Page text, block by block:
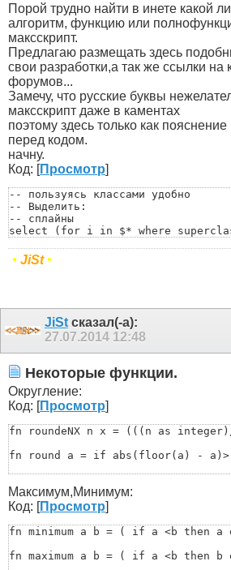
Порой трудно найти в инете какой
алгоритм, функцию или
максскрипт.
Предлагаю размещать здесь
свои разработки,а так же ссылки на
форумов...
Замечу, что русские буквы
максскрипт даже в каментах
поэтому здесь только как
перед кодом.
начну.
Код: [Просмотр]
-- пользуясь классами удобно
-- Выделить:
-- сплайны
select (for i in $* where
select (for i in $* where
-- геометрию (не кости)
select (for i in $* where classof
-- хелперы
select (for i in $* where
-- лампочки
select (for i in $* where
-- камеры
select (for i in $* where
• JiSt•
JiSt сказал(-а):
27.07.2014 12:48
Некоторые функции.
Округление:
Код: [Просмотр]
fn roundeNX n x = (((n as
fn round a = if abs(floor(a) -
  fx = floor x
  cx = ceil x
return if 0.5 * (fx + cx) > x
)
fn round_to val n =
Максимум,Минимум:
Код: [Просмотр]
fn minimum a b = ( if a <b then a
fn maximum a b = ( if a <b then b